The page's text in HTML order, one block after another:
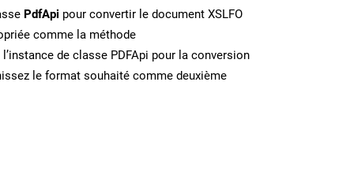
PdfApi pour convertir le document XSLFO
comme la méthode
de classe PDFApi pour la conversion
le format souhaité comme deuxième